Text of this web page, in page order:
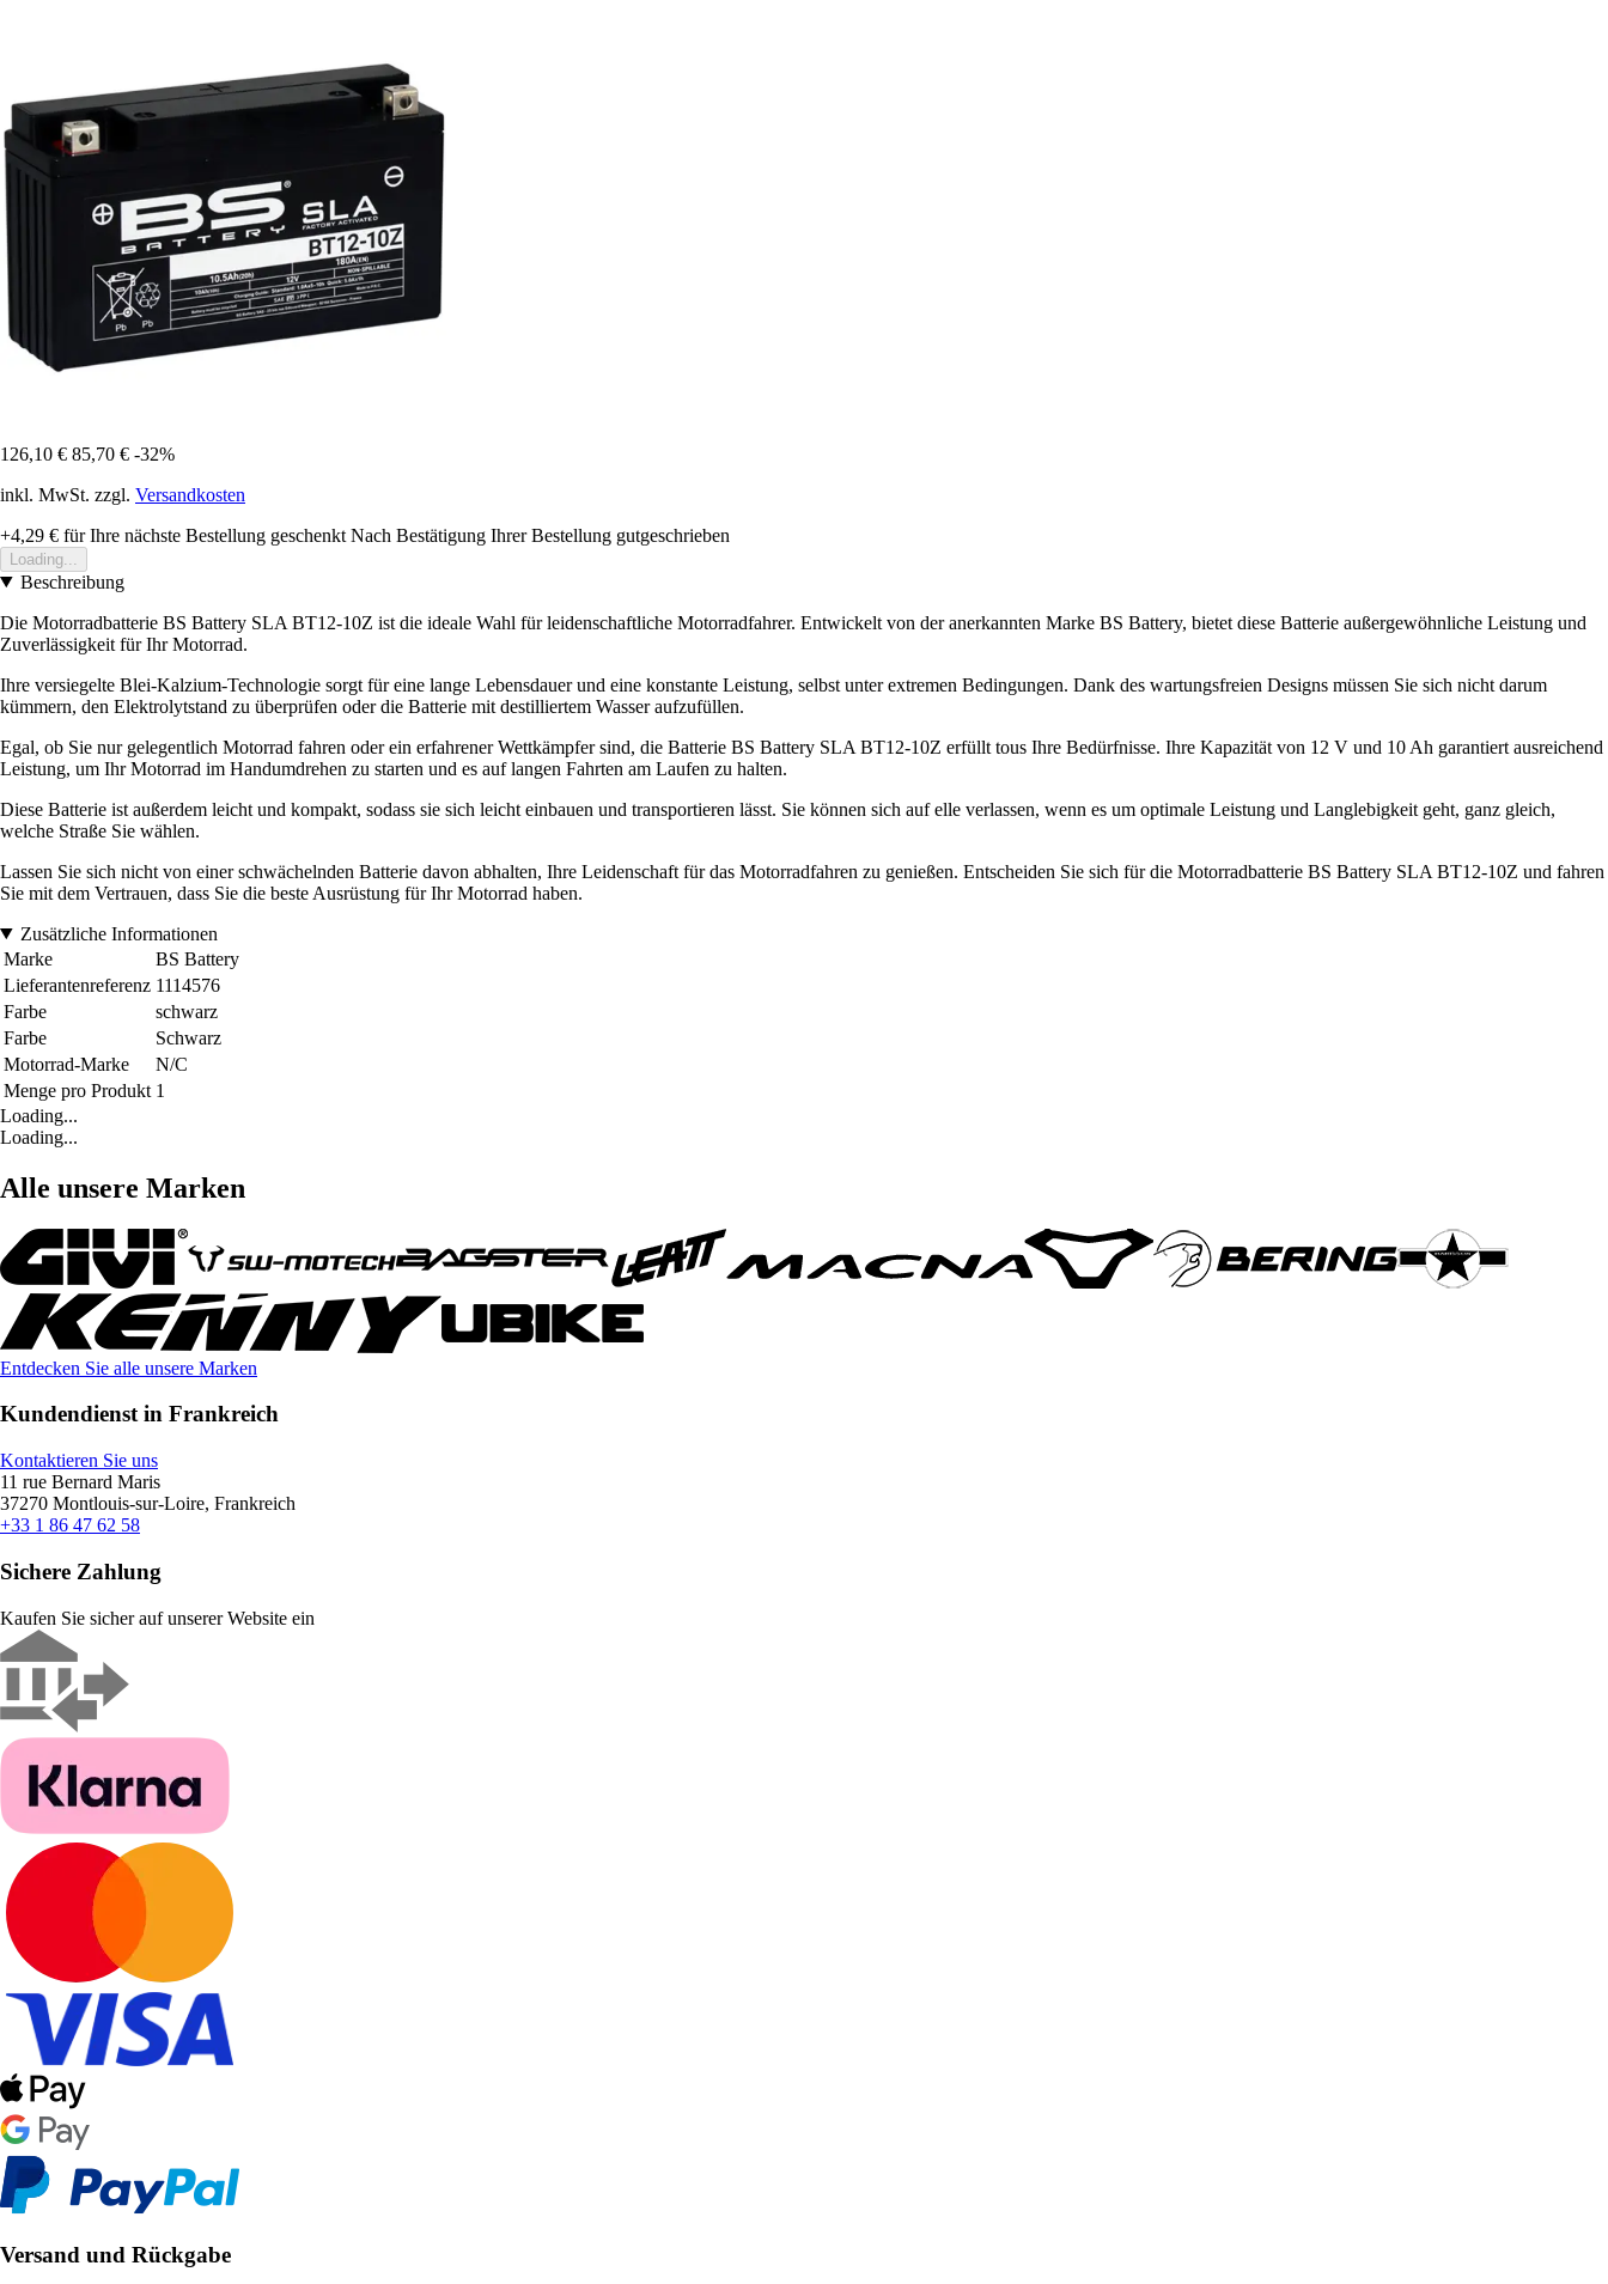
126,10 € 85,70 € -32%
inkl. MwSt. zzgl. Versandkosten
+4,29 € für Ihre nächste Bestellung geschenkt Nach Bestätigung Ihrer Bestellung gutgeschrieben
Loading...
Beschreibung
Die Motorradbatterie BS Battery SLA BT12-10Z ist die ideale Wahl für leidenschaftliche Motorradfahrer. Entwickelt von der anerkannten Marke BS Battery, bietet diese Batterie außergewöhnliche Leistung und
Zuverlässigkeit für Ihr Motorrad.
Ihre versiegelte Blei-Kalzium-Technologie sorgt für eine lange Lebensdauer und eine konstante Leistung, selbst unter extremen Bedingungen. Dank des wartungsfreien Designs müssen Sie sich nicht darum
kümmern, den Elektrolytstand zu überprüfen oder die Batterie mit destilliertem Wasser aufzufüllen.
Egal, ob Sie nur gelegentlich Motorrad fahren oder ein erfahrener Wettkämpfer sind, die Batterie BS Battery SLA BT12-10Z erfüllt tous Ihre Bedürfnisse. Ihre Kapazität von 12 V und 10 Ah garantiert ausreichend
Leistung, um Ihr Motorrad im Handumdrehen zu starten und es auf langen Fahrten am Laufen zu halten.
Diese Batterie ist außerdem leicht und kompakt, sodass sie sich leicht einbauen und transportieren lässt. Sie können sich auf elle verlassen, wenn es um optimale Leistung und Langlebigkeit geht, ganz gleich,
welche Straße Sie wählen.
Lassen Sie sich nicht von einer schwächelnden Batterie davon abhalten, Ihre Leidenschaft für das Motorradfahren zu genießen. Entscheiden Sie sich für die Motorradbatterie BS Battery SLA BT12-10Z und fahren
Sie mit dem Vertrauen, dass Sie die beste Ausrüstung für Ihr Motorrad haben.
Zusätzliche Informationen
Marke
BS Battery
Lieferantenreferenz 1114576
Farbe
schwarz
Farbe
Schwarz
Motorrad-Marke
N/C
Menge pro Produkt 1
Loading...
Loading...
Alle unsere Marken
Entdecken Sie alle unsere Marken
Kundendienst in Frankreich
Kontaktieren Sie uns
11 rue Bernard Maris
37270 Montlouis-sur-Loire, Frankreich
+33 1 86 47 62 58
Sichere Zahlung
Kaufen Sie sicher auf unserer Website ein
Versand und Rückgabe